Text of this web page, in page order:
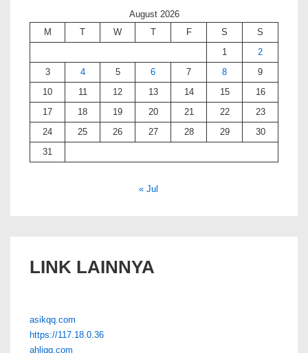
August 2026
M
T W T F S
S
1
2
3
4 5 6 7 8
9
10
11 12 13 14 15
16
17
18 19 20 21 22
23
24
25 26 27 28 29
30
31
« Jul
LINK LAINNYA
asikqq.com
https://117.18.0.36
ahliqq.com